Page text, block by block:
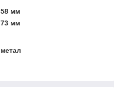
58 мм
73 мм
метал